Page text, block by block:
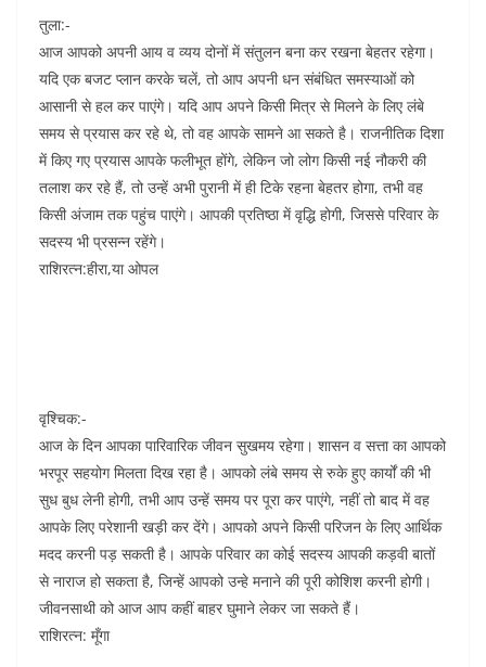
तुला:-
आज आपको अपनी आय व व्यय दोनों में संतुलन बना कर रखना बेहतर रहेगा।
यदि एक बजट प्लान करके चलें, तो आप अपनी धन संबंधित समस्याओं को
आसानी से हल कर पाएंगे। यदि आप अपने किसी मित्र से मिलने के लिए लंबे
समय से प्रयास कर रहे थे, तो वह आपके सामने आ सकते है। राजनीतिक दिशा
में किए गए प्रयास आपके फलीभूत होंगे, लेकिन जो लोग किसी नई नौकरी की
तलाश कर रहे हैं, तो उन्हें अभी पुरानी में ही टिके रहना बेहतर होगा, तभी वह
किसी अंजाम तक पहुंच पाएंगे। आपकी प्रतिष्ठा में वृद्धि होगी, जिससे परिवार के
सदस्य भी प्रसन्न रहेंगे।
राशिरत्न:हीरा,या ओपल
वृश्चिक:-
आज के दिन आपका पारिवारिक जीवन सुखमय रहेगा। शासन व सत्ता का आपको
भरपूर सहयोग मिलता दिख रहा है। आपको लंबे समय से रुके हुए कार्यों की भी
सुध बुध लेनी होगी, तभी आप उन्हें समय पर पूरा कर पाएंगे, नहीं तो बाद में वह
आपके लिए परेशानी खड़ी कर देंगे। आपको अपने किसी परिजन के लिए आर्थिक
मदद करनी पड़ सकती है। आपके परिवार का कोई सदस्य आपकी कड़वी बातों
से नाराज हो सकता है, जिन्हें आपको उन्हे मनाने की पूरी कोशिश करनी होगी।
जीवनसाथी को आज आप कहीं बाहर घुमाने लेकर जा सकते हैं।
राशिरत्न: मूँगा